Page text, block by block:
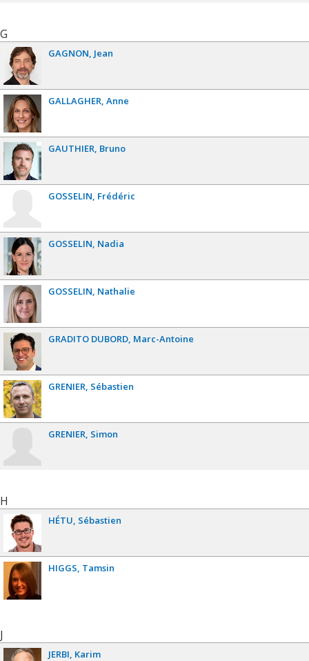
G
GAGNON Jean
GALLAGHER Anne
GAUTHIER Bruno
GOSSELIN Frédéric
GOSSELIN Nadia
GOSSELIN Nathalie
GRADITO DUBORD Marc-Antoine
GRENIER Sébastien
GRENIER Simon
H
HÉTU Sébastien
HIGGS Tamsin
J
JERBI Karim